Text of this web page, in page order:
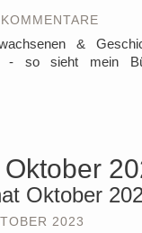
&
- so sieht mein
Oktober
2023